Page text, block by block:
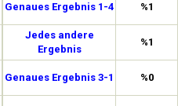
Genaues Ergebnis 1-4 %1
Jedes andere
Ergebnis
%1
Genaues Ergebnis 3-1 %0